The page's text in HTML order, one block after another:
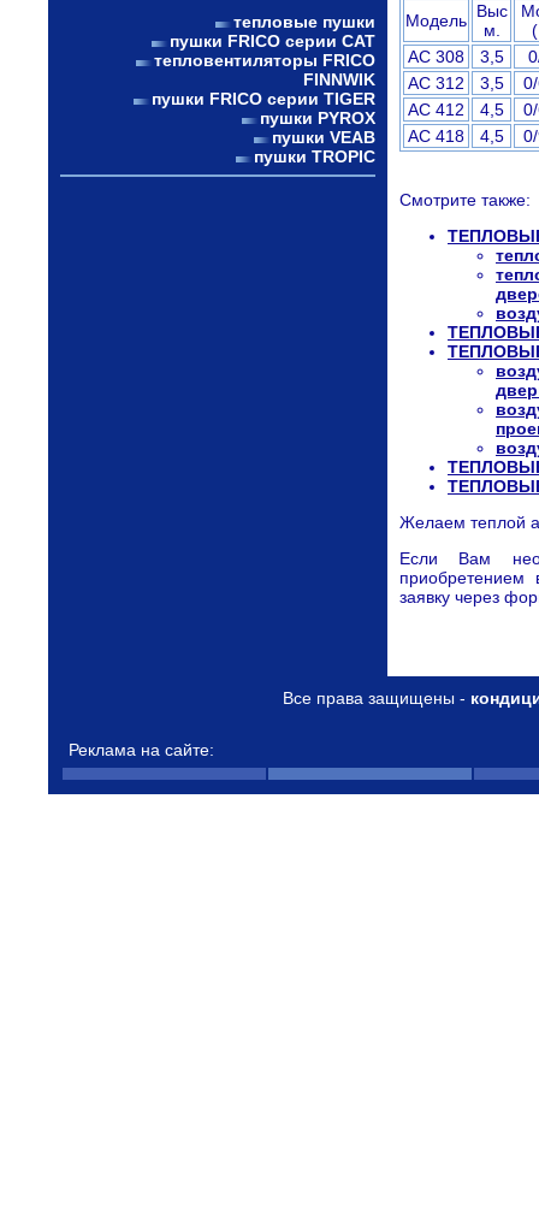
тепловые пушки
пушки FRICO серии CAT
тепловентиляторы FRICO
FINNWIK
пушки FRICO серии TIGER
пушки PYROX
пушки VEAB
пушки TROPIC
Модель Выс
м.
AC 308
3,5
AC 312
3,5
AC 412
4,5
AC 418
4,5
Смотрите также:
Желаем теплой
Если Вам
приобретением
заявку через
Все права защищены -
Реклама на сайте: